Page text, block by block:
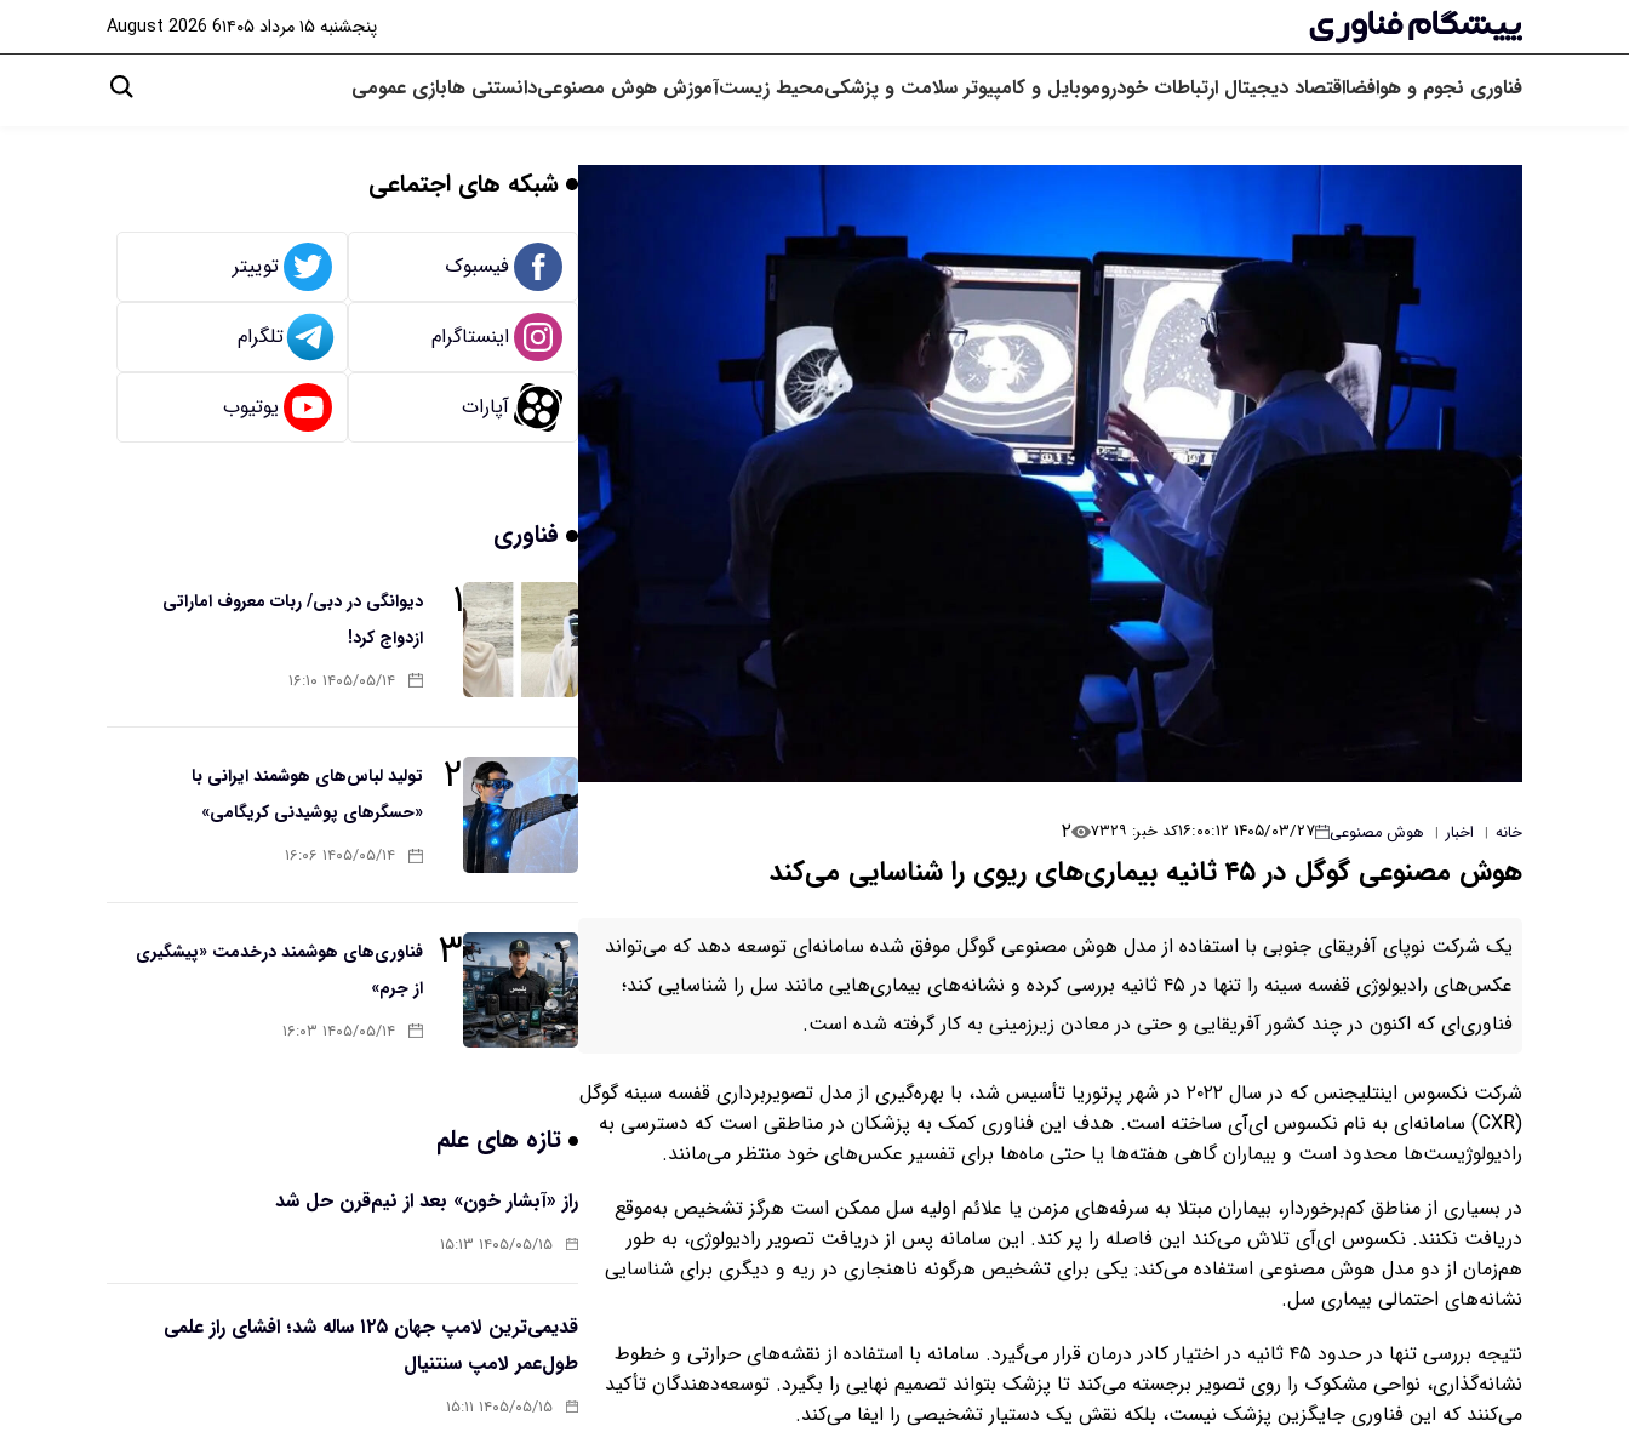
پنجشنبه ۱۵ مرداد ۱۴۰۵ 6 August 2026
فناوری نجوم و هوافضااقتصاد دیجیتال ارتباطات خودروموبایل و کامپیوتر سلامت و پزشکیمحیط زیستآموزش هوش مصنوعیدانستنی هابازی عمومی
خانه | اخبار | هوش مصنوعی ۱۴۰۵/۰۳/۲۷ ۱۶:۰۰:۱۲ کد خبر: ۷۳۲۹ ۲
هوش مصنوعی گوگل در ۴۵ ثانیه بیماری‌های ریوی را شناسایی می‌کند
یک شرکت نوپای آفریقای جنوبی با استفاده از مدل هوش مصنوعی گوگل موفق شده سامانه‌ای توسعه دهد که می‌تواند
عکس‌های رادیولوژی قفسه سینه را تنها در ۴۵ ثانیه بررسی کرده و نشانه‌های بیماری‌هایی مانند سل را شناسایی کند؛
فناوری‌ای که اکنون در چند کشور آفریقایی و حتی در معادن زیرزمینی به کار گرفته شده است.
شرکت نکسوس اینتلیجنس که در سال ۲۰۲۲ در شهر پرتوریا تأسیس شد، با بهره‌گیری از مدل تصویربرداری قفسه سینه گوگل
(CXR) سامانه‌ای به نام نکسوس ای‌آی ساخته است. هدف این فناوری کمک به پزشکان در مناطقی است که دسترسی به
رادیولوژیست‌ها محدود است و بیماران گاهی هفته‌ها یا حتی ماه‌ها برای تفسیر عکس‌های خود منتظر می‌مانند.
در بسیاری از مناطق کم‌برخوردار، بیماران مبتلا به سرفه‌های مزمن یا علائم اولیه سل ممکن است هرگز تشخیص به‌موقع
دریافت نکنند. نکسوس ای‌آی تلاش می‌کند این فاصله را پر کند. این سامانه پس از دریافت تصویر رادیولوژی، به طور
هم‌زمان از دو مدل هوش مصنوعی استفاده می‌کند: یکی برای تشخیص هرگونه ناهنجاری در ریه و دیگری برای شناسایی
نشانه‌های احتمالی بیماری سل.
نتیجه بررسی تنها در حدود ۴۵ ثانیه در اختیار کادر درمان قرار می‌گیرد. سامانه با استفاده از نقشه‌های حرارتی و خطوط
نشانه‌گذاری، نواحی مشکوک را روی تصویر برجسته می‌کند تا پزشک بتواند تصمیم نهایی را بگیرد. توسعه‌دهندگان تأکید
می‌کنند که این فناوری جایگزین پزشک نیست، بلکه نقش یک دستیار تشخیصی را ایفا می‌کند.
شبکه های اجتماعی
فیسبوک توییتر
اینستاگرام تلگرام
آپارات یوتیوب
فناوری
۱
دیوانگی در دبی/ ربات معروف اماراتی
ازدواج کرد!
۱۴۰۵/۰۵/۱۴ ۱۶:۱۰
۲
تولید لباس‌های هوشمند ایرانی با
«حسگرهای پوشیدنی کریگامی»
۱۴۰۵/۰۵/۱۴ ۱۶:۰۶
۳ فناوری‌های هوشمند درخدمت «پیشگیری
از جرم»
۱۴۰۵/۰۵/۱۴ ۱۶:۰۳
تازه های علم
راز «آبشار خون» بعد از نیم‌قرن حل شد
۱۴۰۵/۰۵/۱۵ ۱۵:۱۳
قدیمی‌ترین لامپ جهان ۱۲۵ ساله شد؛ افشای راز علمی
طول‌عمر لامپ سنتنیال
۱۴۰۵/۰۵/۱۵ ۱۵:۱۱